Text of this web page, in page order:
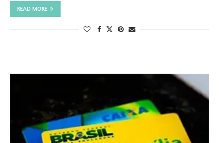
READ MORE